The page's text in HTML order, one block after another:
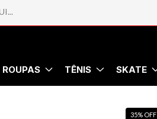
ROUPAS TÊNIS SKATE
35% OFF